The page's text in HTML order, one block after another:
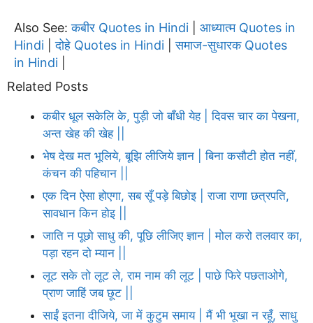
Also See:कबीर Quotes in Hindi
आध्यात्म Quotes in
Hindi |दोहे Quotes in Hindi |समाज-सुधारक Quotes
in Hindi
Related Posts
कबीर धूल सकेलि के, पुड़ी जो बाँधी येह | दिवस चार का पेखना,
अन्त खेह की खेह ||
भेष देख मत भूलिये, बूझि लीजिये ज्ञान | बिना कसौटी होत नहीं,
कंचन की पहिचान ||
एक दिन ऐसा होएगा, सब सूँ पड़े बिछोइ | राजा राणा छत्रपति,
सावधान किन होइ ||
जाति न पूछो साधु की, पूछि लीजिए ज्ञान | मोल करो तलवार का,
पड़ा रहन दो म्यान ||
लूट सके तो लूट ले, राम नाम की लूट | पाछे फिरे पछताओगे,
प्राण जाहिं जब छूट ||
साईं इतना दीजिये, जा में कुटुम समाय | मैं भी भूखा न रहूँ, साधु